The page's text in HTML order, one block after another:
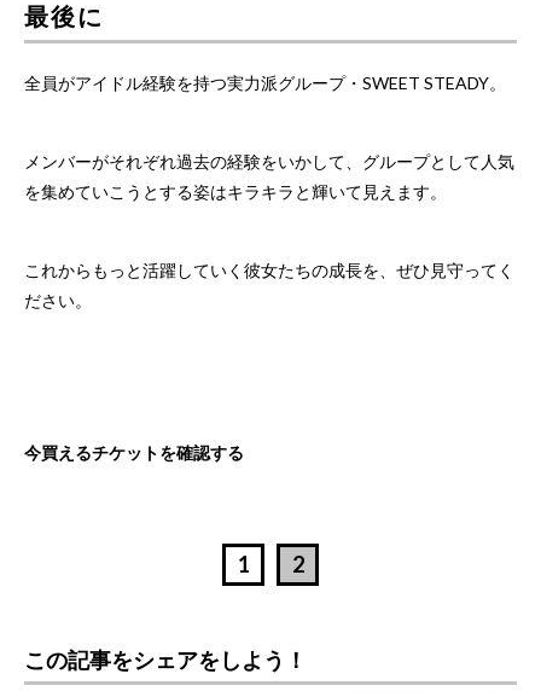
最後に
全員がアイドル経験を持つ実力派グループ・SWEET STEADY。
メンバーがそれぞれ過去の経験をいかして、グループとして人気
を集めていこうとする姿はキラキラと輝いて見えます。
これからもっと活躍していく彼女たちの成長を、ぜひ見守ってく
ださい。
今買えるチケットを確認する
1 2
この記事をシェアをしよう！